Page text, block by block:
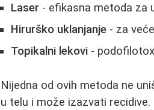
Laser - efikasna metoda za
Hirurško uklanjanje - za
Topikalni lekovi -
Nijedna od ovih metoda ne
u telu i može izazvati recidive.